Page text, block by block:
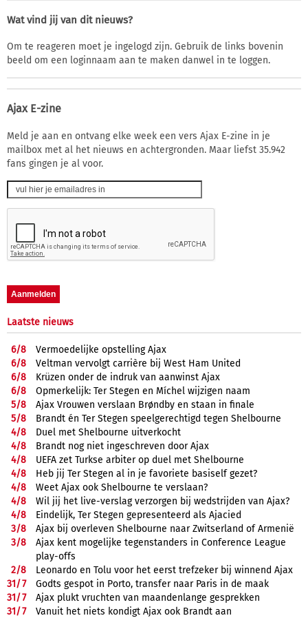
Wat vind jij van dit nieuws?
Om te reageren moet je ingelogd zijn. Gebruik de links bovenin
beeld om een loginnaam aan te maken danwel in te loggen.
Ajax E-zine
Meld je aan en ontvang elke week een vers Ajax E-zine in je
mailbox met al het nieuws en achtergronden. Maar liefst 35.942
fans gingen je al voor.
Laatste nieuws
6/8
Vermoedelijke opstelling Ajax
6/8
Veltman vervolgt carrière bij West Ham United
6/8
Krüzen onder de indruk van aanwinst Ajax
6/8
Opmerkelijk: Ter Stegen en Míchel wijzigen naam
5/8
Ajax Vrouwen verslaan Brøndby en staan in finale
5/8
Brandt én Ter Stegen speelgerechtigd tegen Shelbourne
4/8
Duel met Shelbourne uitverkocht
4/8
Brandt nog niet ingeschreven door Ajax
4/8
UEFA zet Turkse arbiter op duel met Shelbourne
4/8
Heb jij Ter Stegen al in je favoriete basiself gezet?
4/8
Weet Ajax ook Shelbourne te verslaan?
4/8
Wil jij het live-verslag verzorgen bij wedstrijden van Ajax?
4/8
Eindelijk, Ter Stegen gepresenteerd als Ajacied
3/8
Ajax bij overleven Shelbourne naar Zwitserland of Armenië
3/8
Ajax kent mogelijke tegenstanders in Conference League
play-offs
2/8
Leonardo en Tolu voor het eerst trefzeker bij winnend Ajax
31/7
Godts gespot in Porto, transfer naar Paris in de maak
31/7
Ajax plukt vruchten van maandenlange gesprekken
31/7
Vanuit het niets kondigt Ajax ook Brandt aan